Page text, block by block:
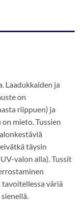
Laadukkaiden ja
on
riippuen) ja
mieto. Tussien
täysin
valon alla). Tussit
väriä